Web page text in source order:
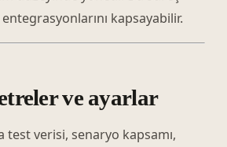
kapsayabilir.
ve ayarlar
test verisi, senaryo kapsamı,